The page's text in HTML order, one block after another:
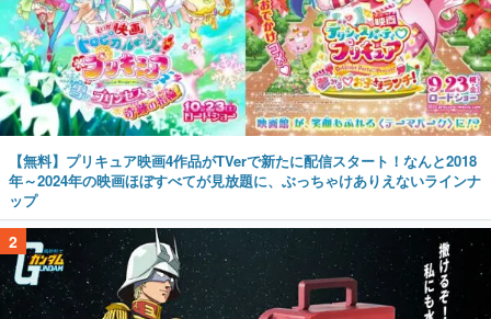
【無料】プリキュア映画4作品がTVerで新たに配信スタート！なんと2018
年～2024年の映画ほぼすべてが見放題に、ぶっちゃけありえないラインナ
ップ
2